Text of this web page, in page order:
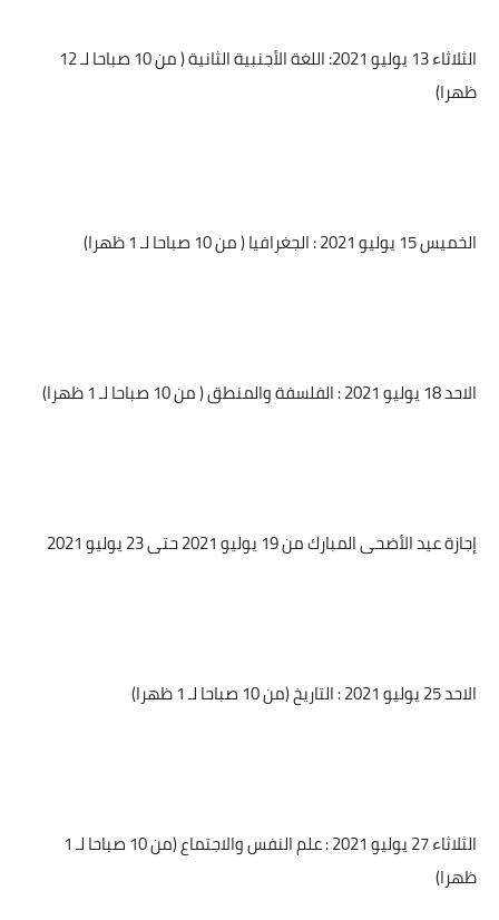
الثلاثاء 13 يوليو 2021: اللغة الأجنبية الثانية ( من 10 صباحا لـ 12
ظهرا)
الخميس 15 يوليو 2021 : الجغرافيا ( من 10 صباحا لـ 1 ظهرا)
الاحد 18 يوليو 2021 : الفلسفة والمنطق ( من 10 صباحا لـ 1 ظهرا)
إجازة عيد الأضحى المبارك من 19 يوليو 2021 حتى 23 يوليو 2021
الاحد 25 يوليو 2021 : التاريخ (من 10 صباحا لـ 1 ظهرا)
الثلاثاء 27 يوليو 2021 : علم النفس والاجتماع (من 10 صباحا لـ 1
ظهرا)